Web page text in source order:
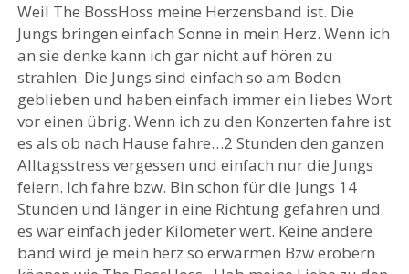
Weil The BossHoss meine Herzensband ist. Die
Jungs bringen einfach Sonne in mein Herz. Wenn ich
an sie denke kann ich gar nicht auf hören zu
strahlen. Die Jungs sind einfach so am Boden
geblieben und haben einfach immer ein liebes Wort
vor einen übrig. Wenn ich zu den Konzerten fahre ist
es als ob nach Hause fahre…2 Stunden den ganzen
Alltagsstress vergessen und einfach nur die Jungs
feiern. Ich fahre bzw. Bin schon für die Jungs 14
Stunden und länger in eine Richtung gefahren und
es war einfach jeder Kilometer wert. Keine andere
band wird je mein herz so erwärmen Bzw erobern